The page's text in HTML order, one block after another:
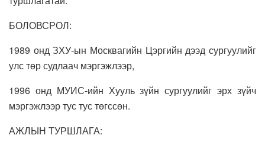
БОЛОВСРОЛ:
1989 онд ЗХУ-ын Москвагийн Цэргийн дээд сургуулийг
улс төр судлаач мэргэжлээр,
1996 онд МУИС-ийн Хууль зүйн сургуулийг эрх зүйч
мэргэжлээр тус тус төгссөн.
АЖЛЫН ТУРШЛАГА: